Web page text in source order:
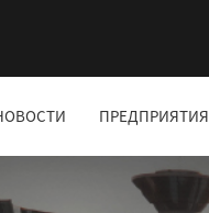
ПРЕДПРИЯТИЯ